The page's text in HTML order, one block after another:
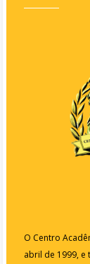
O Centro
abril de 1999,